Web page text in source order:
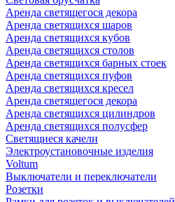
Аренда светящегося декора
Аренда светящихся шаров
Аренда светящихся кубов
Аренда светящихся столов
Аренда светящихся барных стоек
Аренда светящихся пуфов
Аренда светящихся кресел
Аренда светящегося декора
Аренда светящихся цилиндров
Аренда светящихся полусфер
Светящиеся качели
Электроустановочные изделия
Voltum
Выключатели и переключатели
Розетки